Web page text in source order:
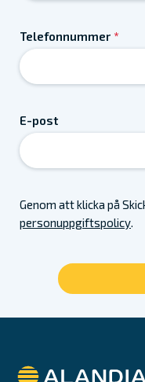
Telefonnummer *
E-post
Genom att klicka på
personuppgiftspolicy.
Alandia